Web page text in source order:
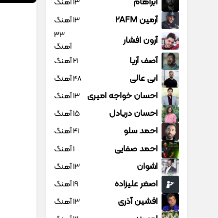
13 آهنگ
آرمین 2AFM 13 آهنگ
آرون افشار
33
آهنگ
آصف آریا 21 آهنگ
ابی عالی 48 آهنگ
احسان خواجه امیری 13 آهنگ
احسان دریادل 15 آهنگ
احمد سلو 41 آهنگ
احمد صفایی 1 آهنگ
اشوان 13 آهنگ
اصغر علیزاده 19 آهنگ
افشین آذری 13 آهنگ